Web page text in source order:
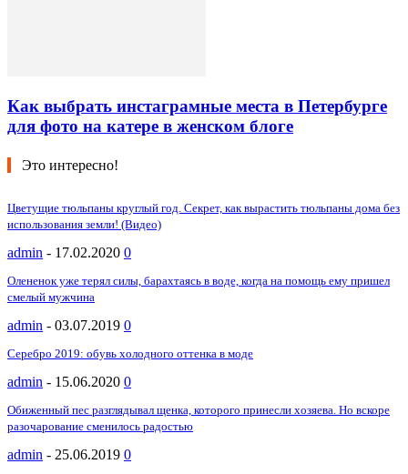
Как выбрать инстаграмные места в Петербурге
для фото на катере в женском блоге
Это интересно!
Цветущие тюльпаны круглый год. Секрет, как вырастить тюльпаны дома без
использования земли! (Видео)
admin - 17.02.2020 0
Олененок уже терял силы, барахтаясь в воде, когда на помощь ему пришел
смелый мужчина
admin - 03.07.2019 0
Серебро 2019: обувь холодного оттенка в моде
admin - 15.06.2020 0
Обиженный пес разглядывал щенка, которого принесли хозяева. Но вскоре
разочарование сменилось радостью
admin - 25.06.2019 0